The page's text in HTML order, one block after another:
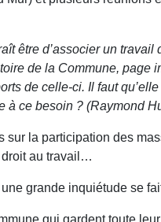
être d’associer un
de la Commune,
de celle-ci. Il faut
à ce besoin ? (Raymond
la participation des
droit au travail…
grande inquiétude se
qui gardent toute